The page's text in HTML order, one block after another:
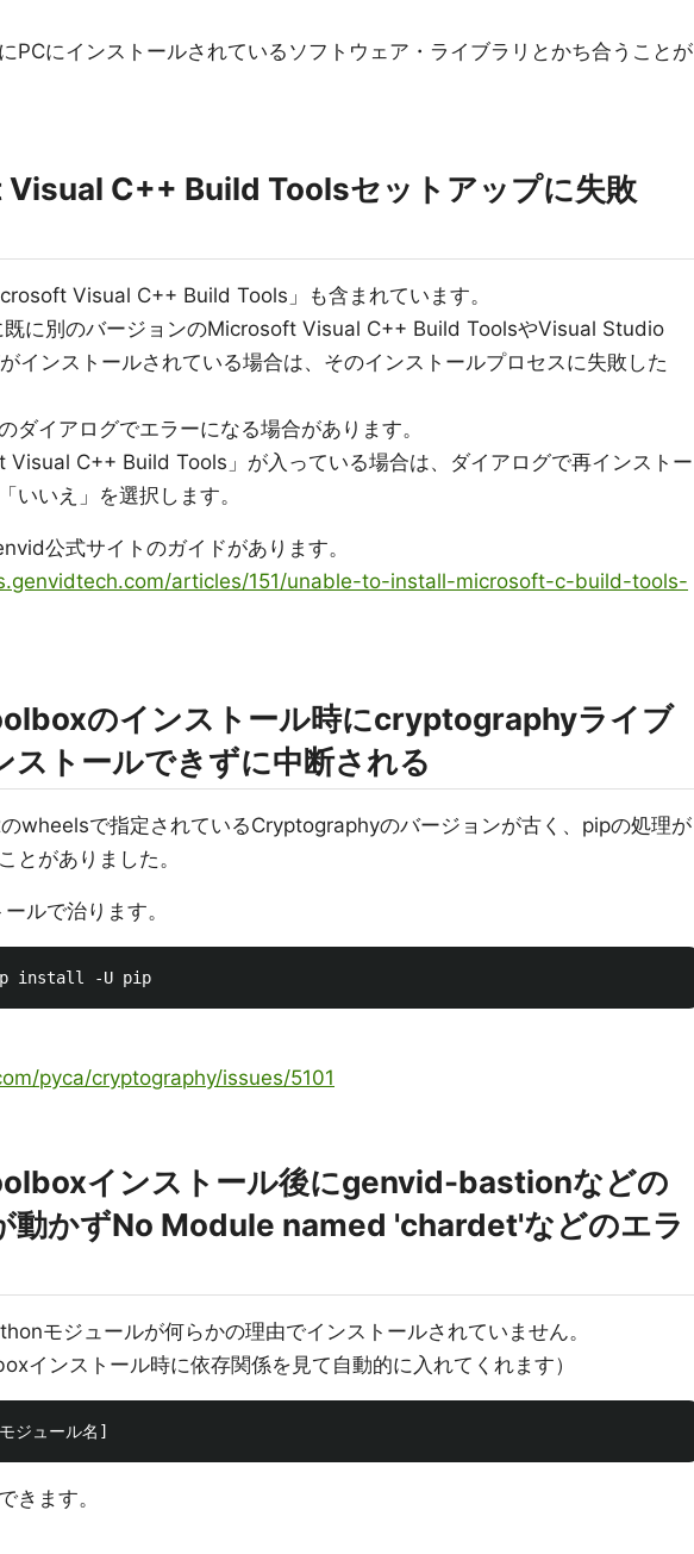
PCにインストールされているソフトウェア・ライブラリとかち合うことが
C++ Build Toolsセットアップに失敗
Visual C++ Build Tools」も含まれています。
既に別のバージョンのMicrosoft Visual C++ Build ToolsやVisual Studio
インストールされている場合は、そのインストールプロセスに失敗した
ダイアログでエラーになる場合があります。
Visual C++ Build Tools」が入っている場合は、ダイアログで再インストー
いいえ」を選択します。
公式サイトのガイドがあります。
articles/151/unable-to-install-microsoft-c-build-tools-
のインストール時にcryptographyライブ
ストールできずに中断される
wheelsで指定されているCryptographyのバージョンが古く、pipの処理が
とがありました。
ルで治ります。
pyca/cryptography/issues/5101
インストール後にgenvid-bastionなどの
動かずNo Module named 'chardet'などのエラ
モジュールが何らかの理由でインストールされていません。
インストール時に依存関係を見て自動的に入れてくれます）
きます。